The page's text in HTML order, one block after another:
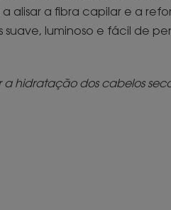
alisar a fibra capilar e a
luminoso e fácil de
hidratação dos cabelos